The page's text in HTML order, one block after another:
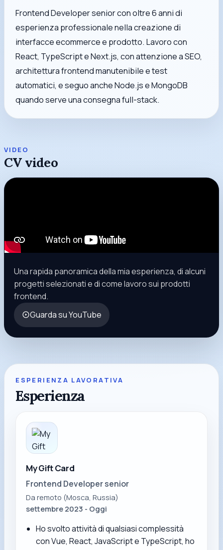
Frontend Developer senior con oltre 6 anni di
esperienza professionale nella creazione di
interfacce ecommerce e prodotto. Lavoro con
React, TypeScript e Next.js, con attenzione a SEO,
architettura frontend manutenibile e test
automatici, e seguo anche Node.js e MongoDB
quando serve una consegna full-stack.
VIDEO
CV video
Una rapida panoramica della mia esperienza, di alcuni
progetti selezionati e di come lavoro sui prodotti
frontend.
Guarda su YouTube
ESPERIENZA LAVORATIVA
Esperienza
My Gift Card
Frontend Developer senior
Da remoto (Mosca, Russia)
settembre 2023 - Oggi
Ho svolto attività di qualsiasi complessità
con Vue, React, JavaScript e TypeScript, ho